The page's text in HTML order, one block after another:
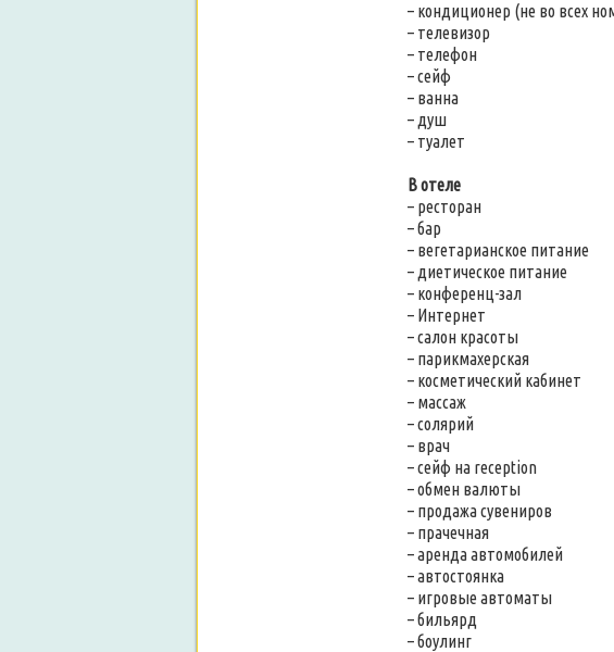
– кондиционер (не во всех
– телевизор
– телефон
– сейф
– ванна
– душ
– туалет
В отеле
– ресторан
– бар
– вегетарианское питание
– диетическое питание
– конференц-зал
– Интернет
– салон красоты
– парикмахерская
– косметический кабинет
– массаж
– солярий
– врач
– сейф на reception
– обмен валюты
– продажа сувениров
– прачечная
– аренда автомобилей
– автостоянка
– игровые автоматы
– бильярд
– боулинг